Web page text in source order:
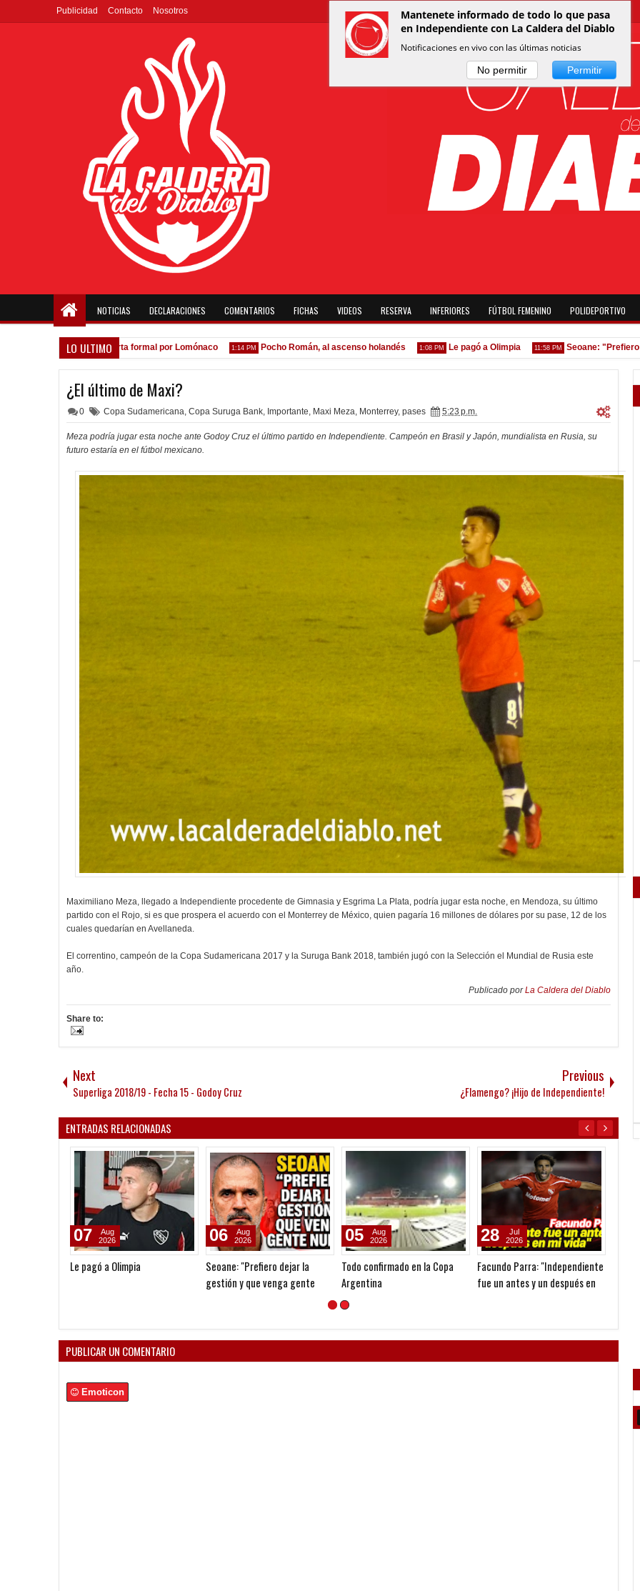
Publicidad Contacto Nosotros
NOTICIAS DECLARACIONES COMENTARIOS FICHAS VIDEOS RESERVA INFERIORES FÚTBOL FEMENINO POLIDEPORTIVO
LO ULTIMO
A la espera de la oferta formal por Lomónaco 1:14 PM Pocho Román, al ascenso holandés 1:08 PM Le pagó a Olimpia 11:58 PM Seoane: "Prefiero dejar
¿El último de Maxi?
0 Copa Sudamericana, Copa Suruga Bank, Importante, Maxi Meza, Monterrey, pases 5:23 p.m.
Meza podría jugar esta noche ante Godoy Cruz el último partido en Independiente. Campeón en Brasil y Japón, mundialista en Rusia, su
futuro estaría en el fútbol mexicano.
Maximiliano Meza, llegado a Independiente procedente de Gimnasia y Esgrima La Plata, podría jugar esta noche, en Mendoza, su último
partido con el Rojo, si es que prospera el acuerdo con el Monterrey de México, quien pagaría 16 millones de dólares por su pase, 12 de los
cuales quedarían en Avellaneda.
El correntino, campeón de la Copa Sudamericana 2017 y la Suruga Bank 2018, también jugó con la Selección el Mundial de Rusia este
año.
Publicado porLa Caldera del Diablo
Share to:
Next
Superliga 2018/19 - Fecha 15 - Godoy Cruz
Previous
¿Flamengo? ¡Hijo de Independiente!
ENTRADAS RELACIONADAS
Le pagó a Olimpia
07
Aug
2026
Seoane: "Prefiero dejar la
gestión y que venga gente
06
Aug
2026
Todo confirmado en la Copa
Argentina
05
Aug
2026
Facundo Parra: "Independiente
fue un antes y un después en
28
Jul
2026
PUBLICAR UN COMENTARIO
Emoticon
Mantenete informado de todo lo que pasa
en Independiente con La Caldera del Diablo
Notificaciones en vivo con las últimas noticias
No permitir Permitir